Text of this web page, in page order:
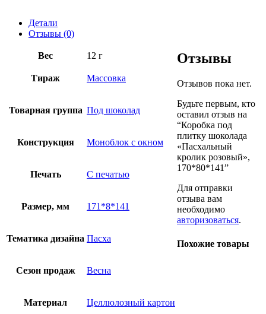
Детали
Отзывы (0)
Вес 12 г
Тираж Массовка
Товарная группа Под шоколад
Конструкция Моноблок с окном
Печать С печатью
Размер, мм 171*8*141
Тематика дизайна Пасха
Сезон продаж Весна
Материал Целлюлозный картон
Отзывы
Отзывов пока нет.
Будьте первым, кто
оставил отзыв на
“Коробка под
плитку шоколада
«Пасхальный
кролик розовый»,
170*80*141”
Для отправки
отзыва вам
необходимо
авторизоваться.
Похожие товары